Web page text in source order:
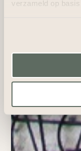
verzameld op